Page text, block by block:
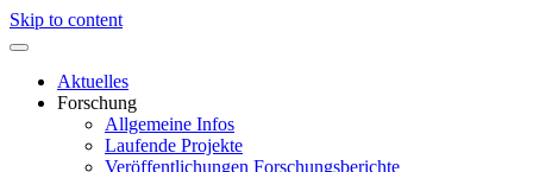
Skip to content
Aktuelles
Forschung
Allgemeine Infos
Laufende Projekte
Veröffentlichungen Forschungsberichte